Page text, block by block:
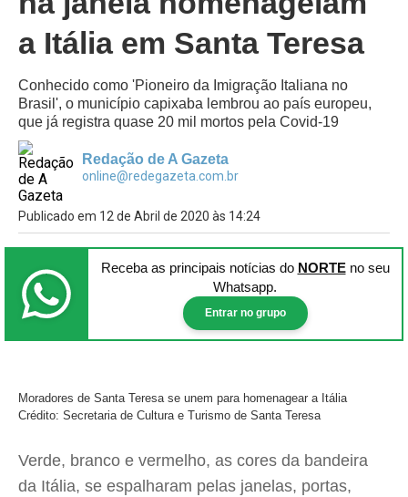
a Itália em Santa Teresa
Conhecido como 'Pioneiro da Imigração Italiana no
Brasil', o município capixaba lembrou ao país europeu,
que já registra quase 20 mil mortos pela Covid-19
Redação de A Gazeta
online@redegazeta.com.br
Publicado em 12 de Abril de 2020 às 14:24
Receba as principais notícias do NORTEno seu
Whatsapp.
Entrar no grupo
Moradores de Santa Teresa se unem para homenagear a Itália
Crédito: Secretaria de Cultura e Turismo de Santa Teresa
Verde, branco e vermelho, as cores da bandeira
da Itália, se espalharam pelas janelas, portas,